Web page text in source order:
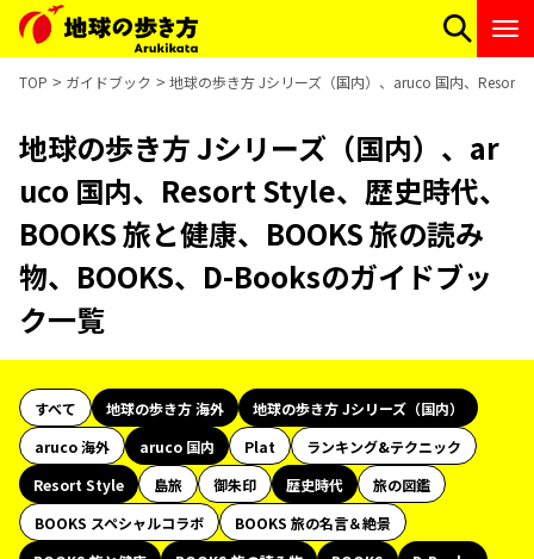
TOP ガイドブック 地球の歩き方 Jシリーズ（国内）、aruco 国内、Resort
地球の歩き方 Jシリーズ（国内）、ar
uco 国内、Resort Style、歴史時代、
BOOKS 旅と健康、BOOKS 旅の読み
物、BOOKS、D-Booksのガイドブッ
ク一覧
すべて 地球の歩き方 海外
地球の歩き方 Jシリーズ（国内）
aruco 海外
aruco 国内 Plat
ランキング&テクニック
Resort Style
島旅 御朱印 歴史時代
旅の図鑑
BOOKS スペシャルコラボ
BOOKS 旅の名言＆絶景